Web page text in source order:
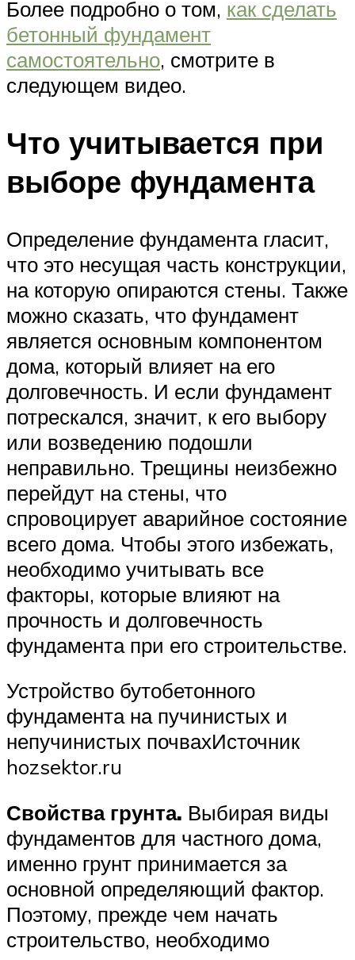
Более подробно о том, как сделать
бетонный фундамент
самостоятельно, смотрите в
следующем видео.
Что учитывается при
выборе фундамента
Определение фундамента гласит,
что это несущая часть конструкции,
на которую опираются стены. Также
можно сказать, что фундамент
является основным компонентом
дома, который влияет на его
долговечность. И если фундамент
потрескался, значит, к его выбору
или возведению подошли
неправильно. Трещины неизбежно
перейдут на стены, что
спровоцирует аварийное состояние
всего дома. Чтобы этого избежать,
необходимо учитывать все
факторы, которые влияют на
прочность и долговечность
фундамента при его строительстве.
Устройство бутобетонного
фундамента на пучинистых и
непучинистых почвахИсточник
hozsektor.ru
Свойства грунта. Выбирая виды
фундаментов для частного дома,
именно грунт принимается за
основной определяющий фактор.
Поэтому, прежде чем начать
строительство, необходимо